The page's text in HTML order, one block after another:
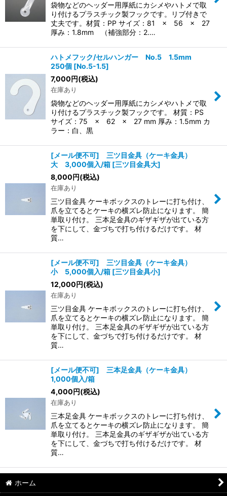
袋物などのヘッダー用厚紙にカシメやハトメで取
り付けるプラスチック製フックです。リブ付きで
丈夫です。材質：PP サイズ：81 × 56 × 27
厚み：1.8mm （補強部分：2.…
ハトメフック/セルハンガー No.5 1.5mm
250個 [No.5-1.5]
7,000円(税込)
在庫あり
袋物などのヘッダー用厚紙にカシメやハトメで取
り付けるプラスチック製フックです。 材質：PS
サイズ：75 × 62 × 27 mm 厚み：1.5mm カ
ラー：白、黒
[メール便不可] 三ツ目金具（ケーキ金具）
大 3,000個入/箱 [三ツ目金具大]
8,000円(税込)
在庫あり
三ツ目金具 ケーキボックスのトレーに打ち付け、
爪を立てるとケーキの横ズレ防止になります。 簡
単取り付け。 三本足金具のギザギザが出ている方
を下にして、金づちで打ち付けるだけです。 材
質…
[メール便不可] 三ツ目金具（ケーキ金具）
小 5,000個入/箱 [三ツ目金具小]
12,000円(税込)
在庫あり
三ツ目金具 ケーキボックスのトレーに打ち付け、
爪を立てるとケーキの横ズレ防止になります。 簡
単取り付け。 三本足金具のギザギザが出ている方
を下にして、金づちで打ち付けるだけです。 材
質…
[メール便不可] 三本足金具（ケーキ金具）
1,000個入/箱
4,000円(税込)
在庫あり
三本足金具 ケーキボックスのトレーに打ち付け、
爪を立てるとケーキの横ズレ防止になります。 簡
単取り付け。 三本足金具のギザギザが出ている方
を下にして、金づちで打ち付けるだけです。 材
質…
ホーム